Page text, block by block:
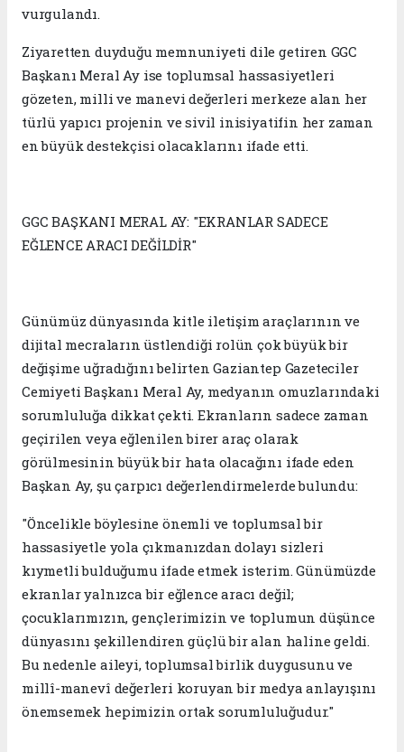
vurgulandı.
Ziyaretten duyduğu memnuniyeti dile getiren GGC
Başkanı Meral Ay ise toplumsal hassasiyetleri
gözeten, milli ve manevi değerleri merkeze alan her
türlü yapıcı projenin ve sivil inisiyatifin her zaman
en büyük destekçisi olacaklarını ifade etti.
GGC BAŞKANI MERAL AY: "EKRANLAR SADECE
EĞLENCE ARACI DEĞİLDİR"
Günümüz dünyasında kitle iletişim araçlarının ve
dijital mecraların üstlendiği rolün çok büyük bir
değişime uğradığını belirten Gaziantep Gazeteciler
Cemiyeti Başkanı Meral Ay, medyanın omuzlarındaki
sorumluluğa dikkat çekti. Ekranların sadece zaman
geçirilen veya eğlenilen birer araç olarak
görülmesinin büyük bir hata olacağını ifade eden
Başkan Ay, şu çarpıcı değerlendirmelerde bulundu:
"Öncelikle böylesine önemli ve toplumsal bir
hassasiyetle yola çıkmanızdan dolayı sizleri
kıymetli bulduğumu ifade etmek isterim. Günümüzde
ekranlar yalnızca bir eğlence aracı değil;
çocuklarımızın, gençlerimizin ve toplumun düşünce
dünyasını şekillendiren güçlü bir alan haline geldi.
Bu nedenle aileyi, toplumsal birlik duygusunu ve
millî-manevî değerleri koruyan bir medya anlayışını
önemsemek hepimizin ortak sorumluluğudur."